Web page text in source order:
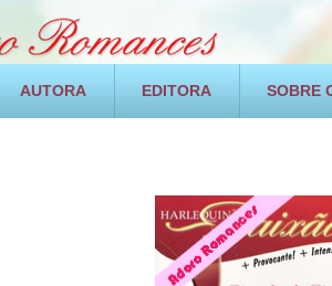
AUTORA EDITORA SOBRE